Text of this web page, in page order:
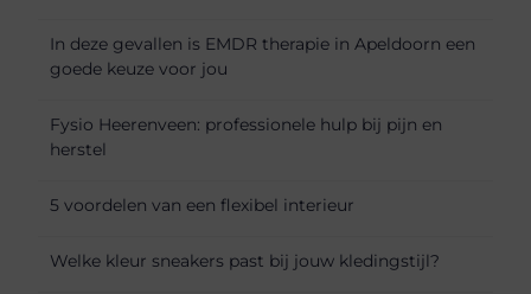
In deze gevallen is EMDR therapie in Apeldoorn een
goede keuze voor jou
Fysio Heerenveen: professionele hulp bij pijn en
herstel
5 voordelen van een flexibel interieur
Welke kleur sneakers past bij jouw kledingstijl?